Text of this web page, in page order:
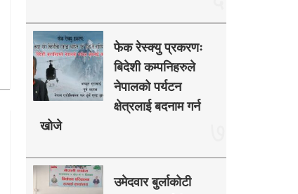
फेक रेस्क्यु प्रकरणः
बिदेशी कम्पनिहरुले
नेपालको पर्यटन
क्षेत्रलाई बदनाम गर्न
खोजे
उमेदवार बुर्लाकोटी